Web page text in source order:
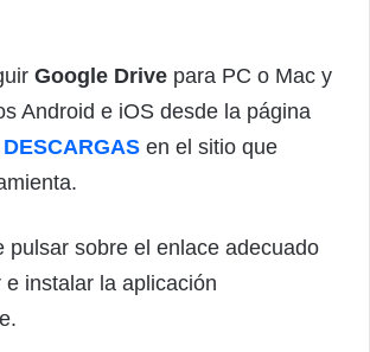
Google Drive para PC o Mac y
Android e iOS desde la página
DESCARGAS en el sitio que
pulsar sobre el enlace adecuado
e instalar la aplicación